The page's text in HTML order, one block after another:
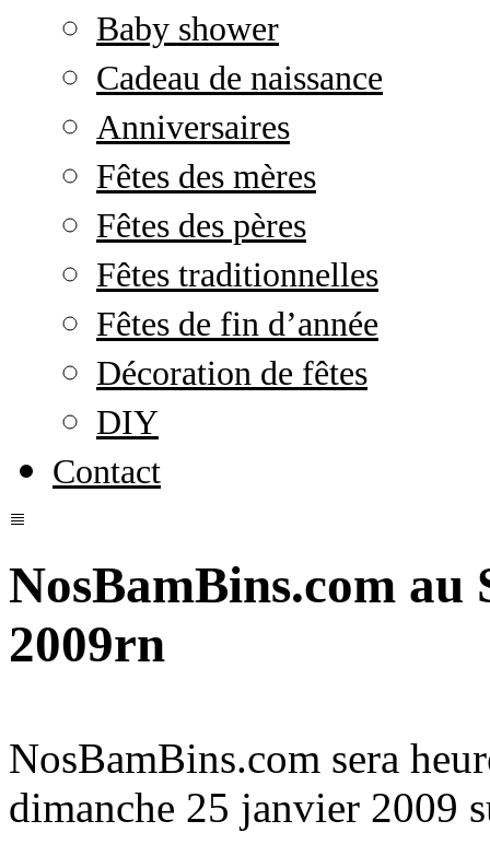
Baby shower
Cadeau de naissance
Anniversaires
Fêtes des mères
Fêtes des pères
Fêtes traditionnelles
Fêtes de fin d’année
Décoration de fêtes
DIY
Contact
NosBamBins.com au
2009rn
NosBamBins.com sera
dimanche 25 janvier 2009